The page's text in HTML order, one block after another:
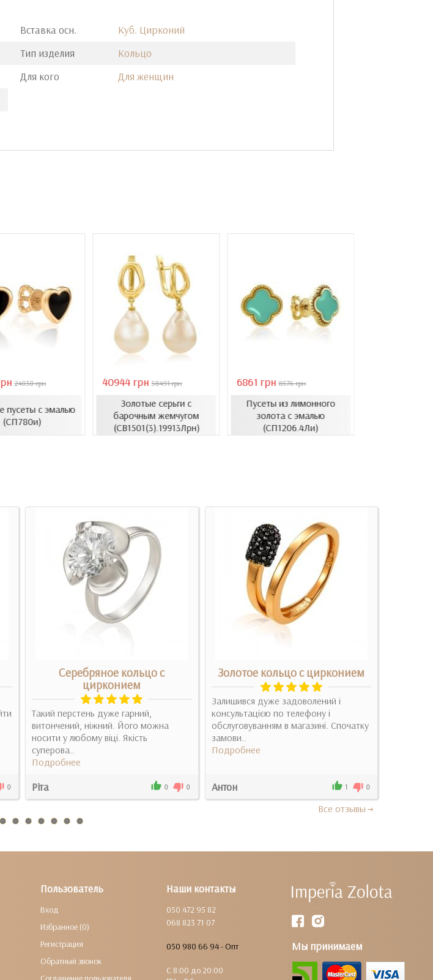
Вставка осн.
Куб. Цирконий
Тип изделия
Кольцо
Для кого
Для женщин
24030 грн
пусеты с эмалью
(СП780и)
40944 грн 58491 грн
Золотые серьги с
барочным жемчугом
(СВ1501(3).19913Лрн)
6861 грн 8576 грн
Пусеты из лимонного
золота с эмалью
(СП1206.4Ли)
0
Серебряное кольцо с
цирконием
Такий перстень дуже гарний,
витончений, ніжний. Його можна
носити у любому віці. Якість
суперова..
Подробнее
Ріта 0 0
Золотое кольцо с цирконием
Залишився дуже задоволений і
консультацією по телефону і
обслуговуванням в магазині. Спочатку
замови..
Подробнее
Антон 1 0
Все отзывы
Наши контакты
050 472 95 82
068 823 71 07
050 980 66 94 - Опт
С 8:00 до 20:00
Мы принимаем
Пользователь
Вход
Избранное (0)
Регистрация
Обратный звонок